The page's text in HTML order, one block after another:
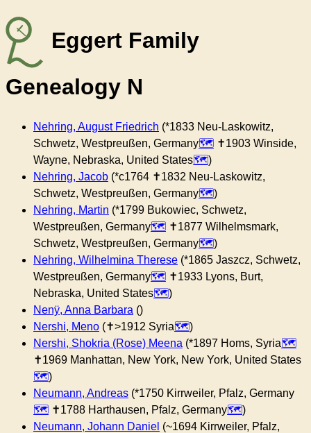
Eggert Family
Genealogy N
Nehring, August Friedrich (*1833 Neu-Laskowitz,
Schwetz, Westpreußen, Germany
✝︎1903 Winside,
Wayne, Nebraska, United States
)
Nehring, Jacob (*c1764 ✝︎1832 Neu-Laskowitz,
Schwetz, Westpreußen, Germany
)
Nehring, Martin (*1799 Bukowiec, Schwetz,
Westpreußen, Germany
✝︎1877 Wilhelmsmark,
Schwetz, Westpreußen, Germany
)
Nehring, Wilhelmina Therese (*1865 Jaszcz, Schwetz,
Westpreußen, Germany
✝︎1933 Lyons, Burt,
Nebraska, United States
)
Nenÿ, Anna Barbara ()
Nershi, Meno (✝︎>1912 Syria
)
Nershi, Shokria (Rose) Meena (*1897 Homs, Syria
✝︎1969 Manhattan, New York, New York, United States
)
Neumann, Andreas (*1750 Kirrweiler, Pfalz, Germany
✝︎1788 Harthausen, Pfalz, Germany
)
Neumann, Johann Daniel (~1694 Kirrweiler, Pfalz,